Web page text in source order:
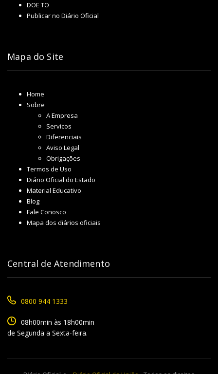
DOE TO
Publicar no Diário Oficial
Mapa do Site
Home
Sobre
A Empresa
Servicos
Diferenciais
Aviso Legal
Obrigações
Termos de Uso
Diário Oficial do Estado
Material Educativo
Blog
Fale Conosco
Mapa dos diários oficiais
Central de Atendimento
0800 944 1333
08h00min às 18h00min
de Segunda a Sexta-feira.